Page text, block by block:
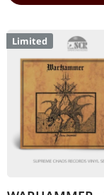
Limited